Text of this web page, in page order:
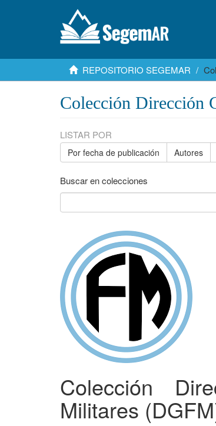
REPOSITORIO SEGEMAR
Colección Dirección
LISTAR POR
Por fecha de publicación Autores
Buscar en colecciones
Colección
Militares